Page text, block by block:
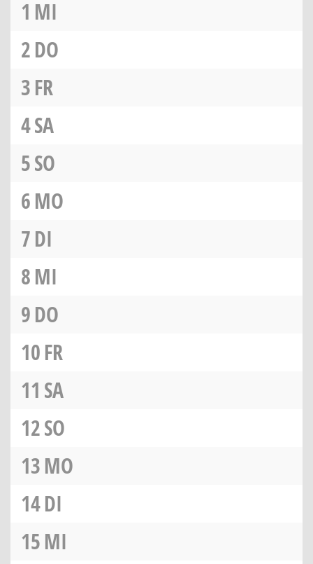
1 MI
2DO
3FR
4SA
5SO
6MO
7DI
8MI
9DO
10FR
11 SA
12SO
13MO
14DI
15MI